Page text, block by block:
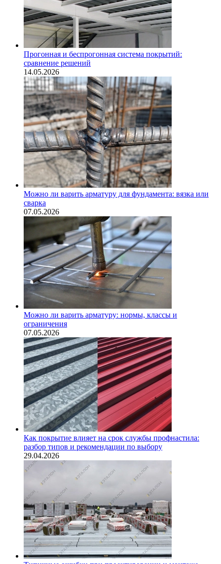
Прогонная и беспрогонная система покрытий:
сравнение решений
14.05.2026
Можно ли варить арматуру для фундамента: вязка или
сварка
07.05.2026
Можно ли варить арматуру: нормы, классы и
ограничения
07.05.2026
Как покрытие влияет на срок службы профнастила:
разбор типов и рекомендации по выбору
29.04.2026